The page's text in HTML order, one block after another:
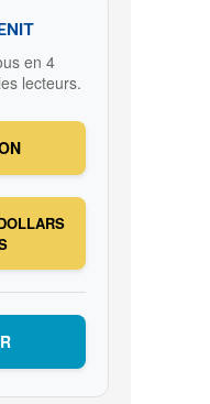
en 4
lecteurs.